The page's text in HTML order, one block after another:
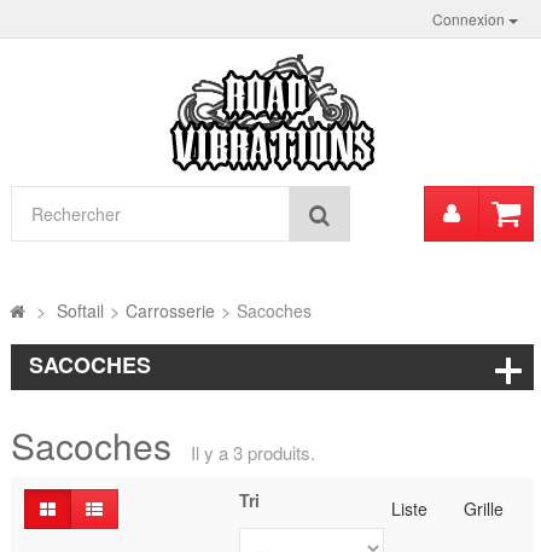
Connexion
Mon
> Softail > Carrosserie > Sacoches
SACOCHES
Sacoches Il y a 3 produits.
Liste Grille
Tri